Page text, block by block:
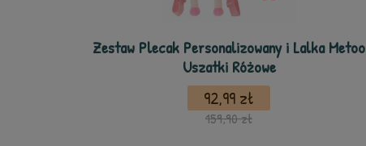
Zestaw Plecak Personalizowany i Lalka Metoo
Uszatki Różowe
92,99 zł
159,90 zł